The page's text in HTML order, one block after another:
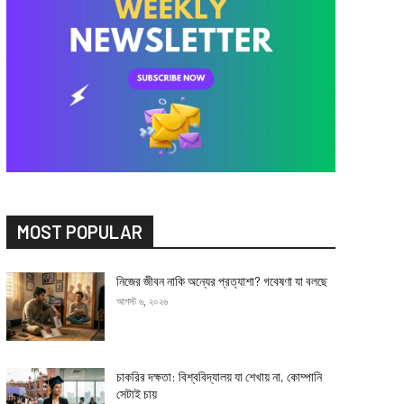
MOST POPULAR
নিজের জীবন নাকি অন্যের প্রত্যাশা? গবেষণা যা বলছে
আগস্ট ৬, ২০২৬
চাকরির দক্ষতা: বিশ্ববিদ্যালয় যা শেখায় না, কোম্পানি
সেটাই চায়